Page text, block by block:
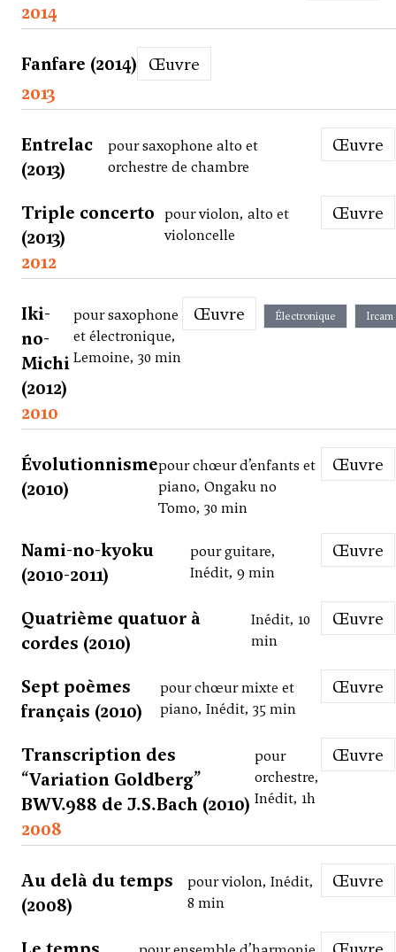
2014
Fanfare (2014)
Œuvre
2013
Entrelac
(2013)
pour saxophone alto et
orchestre de chambre
Œuvre
Triple concerto
(2013)
pour violon, alto et
violoncelle
Œuvre
2012
Iki-
no-
Michi
(2012)
pour saxophone
et électronique,
Lemoine, 30 min
Œuvre Électronique Ircam
2010
Évolutionnisme
(2010)
pour chœur d’enfants et
piano, Ongaku no
Tomo, 30 min
Œuvre
Nami-no-kyoku
(2010-2011)
pour guitare,
Inédit, 9 min
Œuvre
Quatrième quatuor à
cordes (2010)
Inédit, 10
min
Œuvre
Sept poèmes
français (2010)
pour chœur mixte et
piano, Inédit, 35 min
Œuvre
Transcription des
“Variation Goldberg”
BWV.988 de J.S.Bach (2010)
pour
orchestre,
Inédit, 1h
Œuvre
2008
Au delà du temps
(2008)
pour violon, Inédit,
8 min
Œuvre